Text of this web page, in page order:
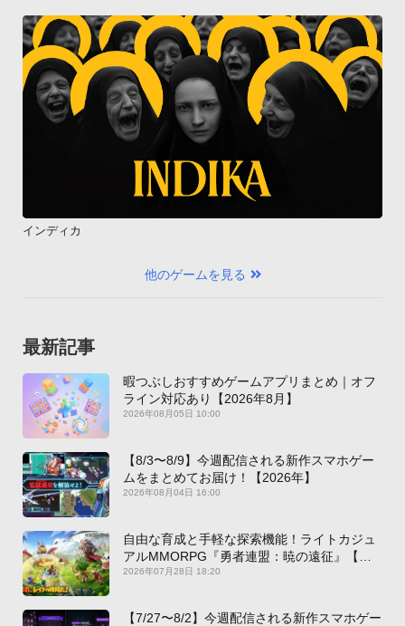
インディカ
他のゲームを見る
最新記事
暇つぶしおすすめゲームアプリまとめ｜オフ
ライン対応あり【2026年8月】
2026年08月05日 10:00
【8/3〜8/9】今週配信される新作スマホゲー
ムをまとめてお届け！【2026年】
2026年08月04日 16:00
自由な育成と手軽な探索機能！ライトカジュ
アルMMORPG『勇者連盟：暁の遠征』【最
新作PICKUP】
2026年07月28日 18:20
【7/27〜8/2】今週配信される新作スマホゲー